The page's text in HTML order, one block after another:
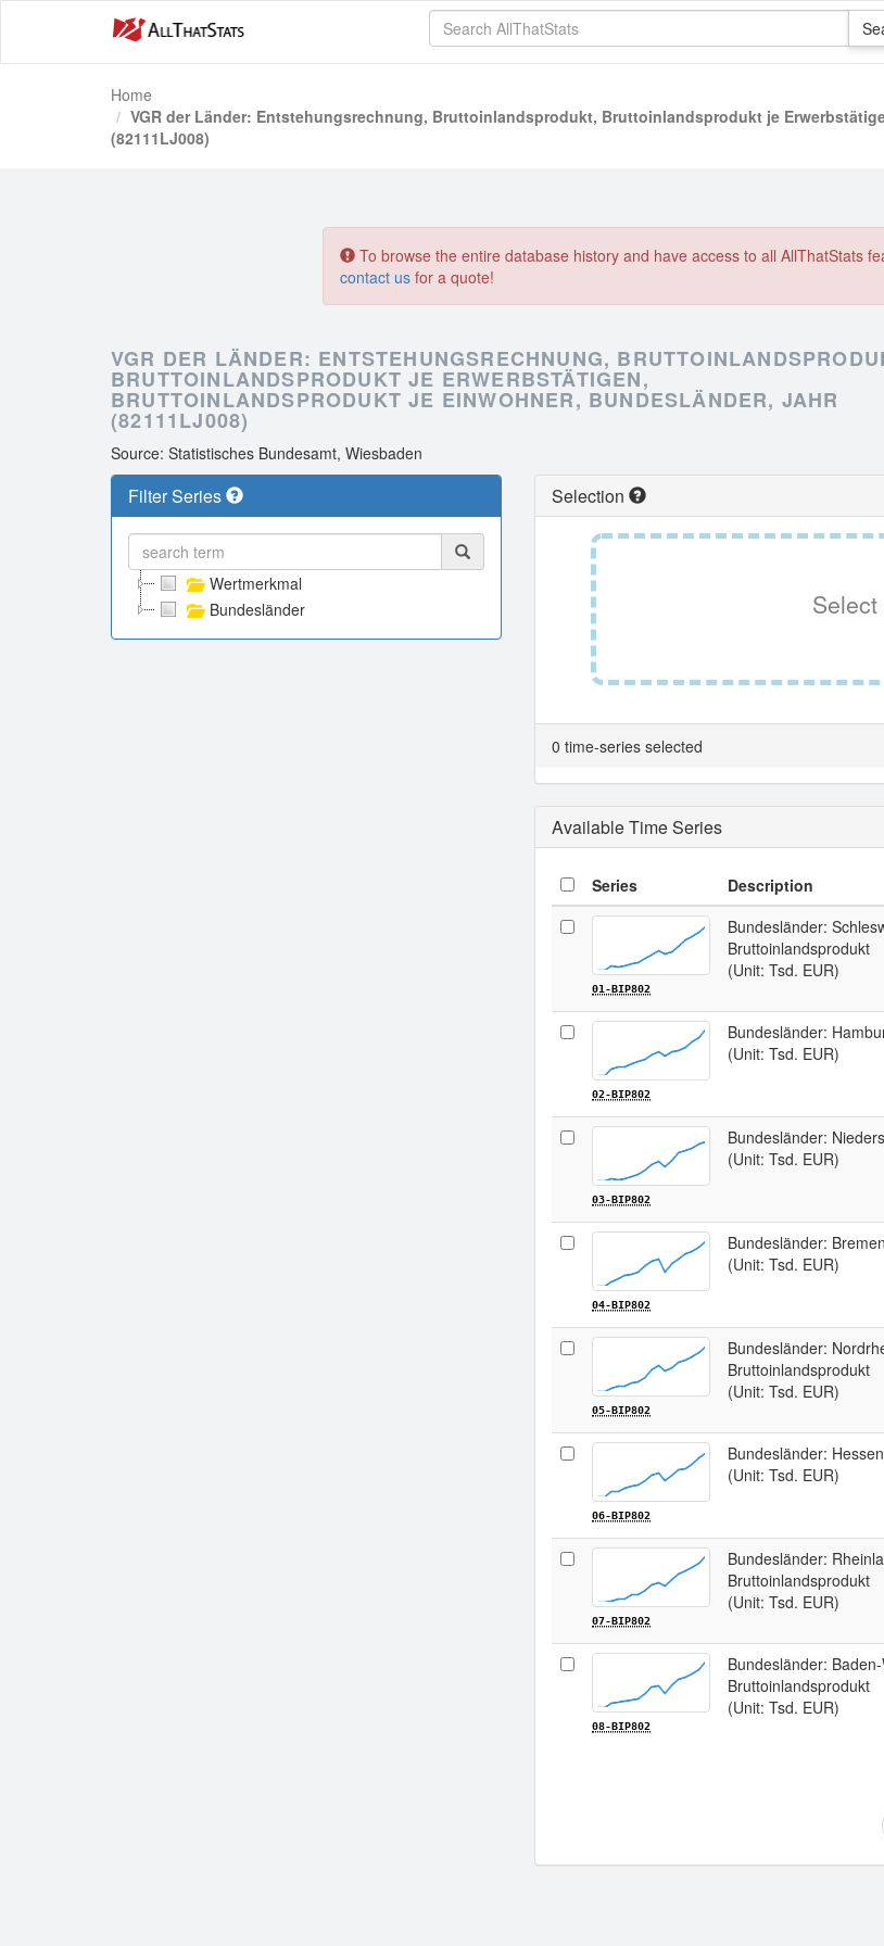
Home
VGR der Länder: Entstehungsrechnung, Bruttoinlandsprodukt, Bruttoinlandsprodukt je
(82111LJ008)
To browse the entire database history and have access to all AllThatStats
contact us for a quote!
VGR DER LÄNDER: ENTSTEHUNGSRECHNUNG,
BRUTTOINLANDSPRODUKT JE ERWERBSTÄTIGEN,
BRUTTOINLANDSPRODUKT JE EINWOHNER, BUNDESLÄNDER, JAHR
(82111LJ008)
Source: Statistisches Bundesamt, Wiesbaden
Filter Series
Wertmerkmal
Bundesländer
Selection
0 time-series selected
Available Time Series
Series Description
01-BIP802
Bundesländer:
Bruttoinlandsprodukt
(Unit: Tsd. EUR)
02-BIP802
Bundesländer:
(Unit: Tsd. EUR)
03-BIP802
Bundesländer:
(Unit: Tsd. EUR)
04-BIP802
Bundesländer:
(Unit: Tsd. EUR)
05-BIP802
Bundesländer:
Bruttoinlandsprodukt
(Unit: Tsd. EUR)
06-BIP802
Bundesländer:
(Unit: Tsd. EUR)
07-BIP802
Bundesländer:
Bruttoinlandsprodukt
(Unit: Tsd. EUR)
08-BIP802
Bundesländer:
Bruttoinlandsprodukt
(Unit: Tsd. EUR)